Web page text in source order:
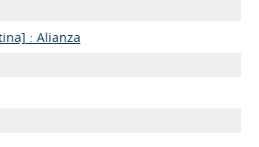
: Alianza